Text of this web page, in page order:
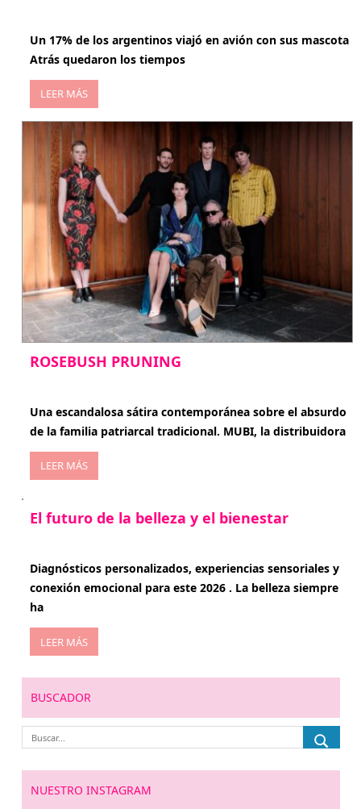
Un 17% de los argentinos viajó en avión con sus mascota
Atrás quedaron los tiempos
LEER MÁS
ROSEBUSH PRUNING
Una escandalosa sátira contemporánea sobre el absurdo
de la familia patriarcal tradicional. MUBI, la distribuidora
LEER MÁS
El futuro de la belleza y el bienestar
Diagnósticos personalizados, experiencias sensoriales y
conexión emocional para este 2026 . La belleza siempre
ha
LEER MÁS
BUSCADOR
NUESTRO INSTAGRAM